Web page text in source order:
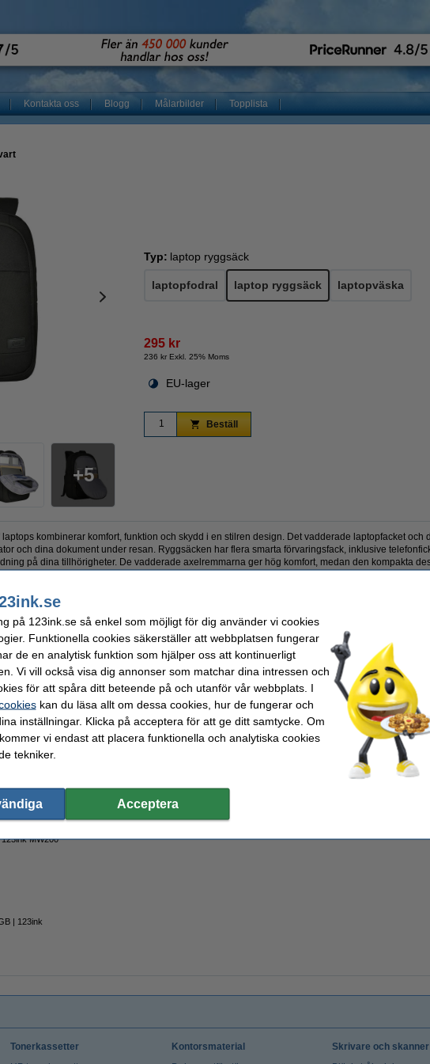
Kontakta oss Blogg Målarbilder Topplista
5
Typ: laptop ryggsäck
laptopfodral laptop ryggsäck laptopväska
295 kr
236 kr Exkl. 25% Moms
EU-lager
Beställ
kombinerar komfort, funktion och skydd i en stilren design. Det vadderade laptopfacket och
och dina dokument under resan. Ryggsäcken har flera smarta förvaringsfack, inklusive
på dina tillhörigheter. De vadderade axelremmarna ger hög komfort, medan den kompakta
och vardagsbruk.
Volym:
ryggsäck Vattentålig:
ja
Material:
polyester
Vårt artikelnr:
303168
465 x 310 x 90 mm
| 15,6" | svart
MW200
| 123ink
Tonerkassetter
Kontorsmaterial
Skrivare och skanner
på 123ink.se så enkel som möjligt för dig använder vi cookies
Funktionella cookies säkerställer att webbplatsen fungerar
de en analytisk funktion som hjälper oss att kontinuerligt
Vi vill också visa dig annonser som matchar dina intressen och
för att spåra ditt beteende på och utanför vår webbplats. I
kan du läsa allt om dessa cookies, hur de fungerar och
inställningar. Klicka på acceptera för att ge ditt samtycke. Om
vi endast att placera funktionella och analytiska cookies
tekniker.
Acceptera